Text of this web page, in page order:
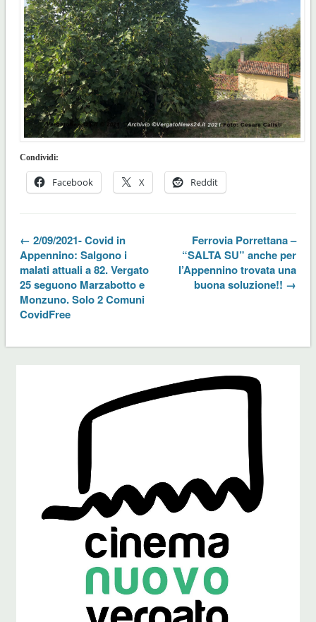
Condividi:
Facebook X Reddit
← 2/09/2021- Covid in
Appennino: Salgono i
malati attuali a 82. Vergato
25 seguono Marzabotto e
Monzuno. Solo 2 Comuni
CovidFree
Ferrovia Porrettana –
“SALTA SU” anche per
l’Appennino trovata una
buona soluzione!! →